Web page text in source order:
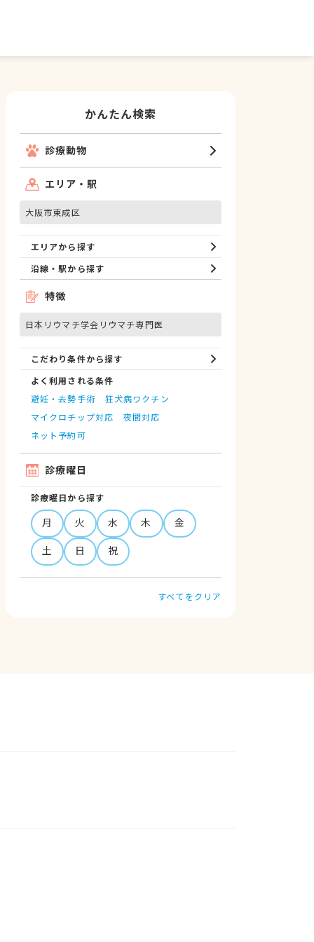
かんたん検索
診療動物
エリア・駅
大阪市東成区
エリアから探す
沿線・駅から探す
特徴
日本リウマチ学会リウマチ専門医
こだわり条件から探す
よく利用される条件
避妊・去勢手術
狂犬病ワクチン
マイクロチップ対応
夜間対応
ネット予約可
診療曜日
診療曜日から探す
月 火 水 木
金
土
日 祝
すべてをクリア